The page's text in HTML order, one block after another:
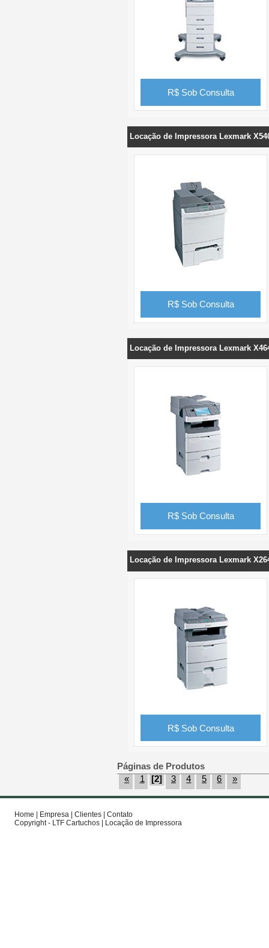
R$ Sob Consulta
Locação de Impressora Lexmark
R$ Sob Consulta
Locação de Impressora Lexmark
R$ Sob Consulta
Locação de Impressora Lexmark
R$ Sob Consulta
Páginas de Produtos
«
1 [2] 3 4 5 6 »
Home Empresa Clientes
Contato
Copyright - LTF Cartuchos |
Locação de Impressora